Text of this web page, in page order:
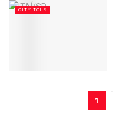
CITY TOUR
1